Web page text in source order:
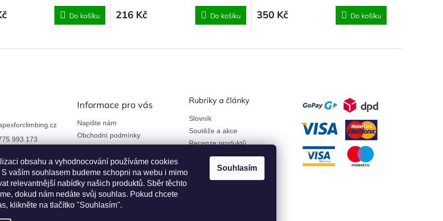
obsahu a vyhodnocování používáme cookies
S vaším souhlasem budeme schopni na webu i mimo
relevantnější nabídky našich produktů. Sběr těchto
dokud nám nedáte svůj souhlas. Pokud chcete
klikněte na tlačítko "Souhlasím".
Souhlasím
Do košíku 216 Kč Do košíku 350 Kč Do košíku
993 173
Informace pro vás
Napište nám
Obchodní podmínky
Kontakty a firemní údaje
Reklamace a vrácení zboží
Věrnostní program
Rubriky a články
Slovník
Soutěže a akce
Recenze produktů